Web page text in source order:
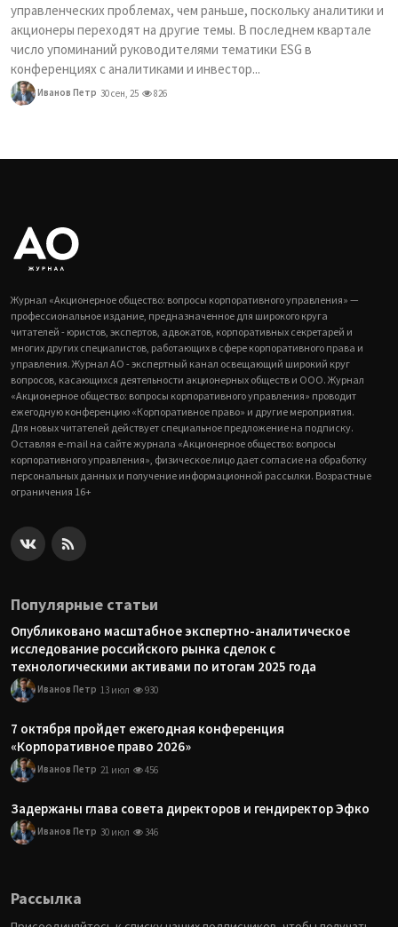
управленческих проблемах, чем раньше, поскольку аналитики и
акционеры переходят на другие темы. В последнем квартале
число упоминаний руководителями тематики ESG в
конференциях с аналитиками и инвестор...
Иванов Петр 30 сен, 25 826
Журнал «Акционерное общество: вопросы корпоративного управления» —
профессиональное издание, предназначенное для широкого круга
читателей - юристов, экспертов, адвокатов, корпоративных секретарей и
многих других специалистов, работающих в сфере корпоративного права и
управления. Журнал АО - экспертный канал освещающий широкий круг
вопросов, касающихся деятельности акционерных обществ и ООО. Журнал
«Акционерное общество: вопросы корпоративного управления» проводит
ежегодную конференцию «Корпоративное право» и другие мероприятия.
Для новых читателей действует специальное предложение на подписку.
Оставляя e-mail на сайте журнала «Акционерное общество: вопросы
корпоративного управления», физическое лицо дает согласие на обработку
персональных данных и получение информационной рассылки. Возрастные
ограничения 16+
Популярные статьи
Опубликовано масштабное экспертно-аналитическое
исследование российского рынка сделок с
технологическими активами по итогам 2025 года
Иванов Петр 13 июл 930
7 октября пройдет ежегодная конференция
«Корпоративное право 2026»
Иванов Петр 21 июл 456
Задержаны глава совета директоров и гендиректор Эфко
Иванов Петр 30 июл 346
Рассылка